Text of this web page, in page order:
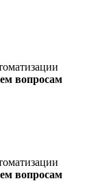
вопросам
вопросам